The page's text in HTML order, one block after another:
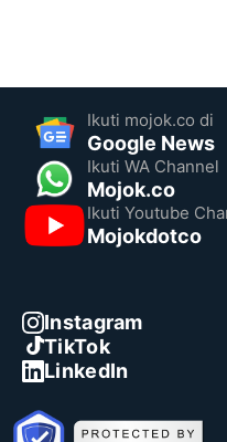
Ikuti mojok.co di
Google News
Ikuti WA Channel
Mojok.co
Ikuti Youtube
Mojokdotco
Instagram
TikTok
LinkedIn